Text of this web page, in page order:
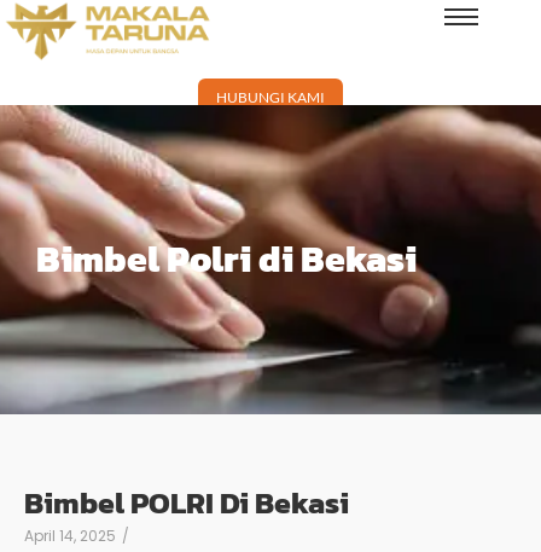
HUBUNGI KAMI
Bimbel Polri di Bekasi
Bimbel POLRI Di Bekasi
April 14, 2025 /